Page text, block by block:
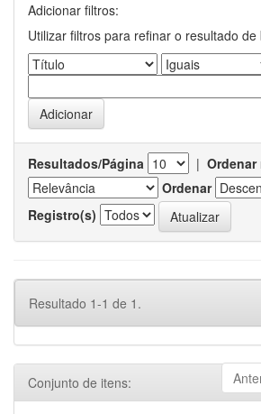
Adicionar filtros:
Utilizar filtros para refinar o resultado de
Resultados/Página |
Ordenar
Registro(s)
Resultado 1-1 de 1.
Conjunto de itens: